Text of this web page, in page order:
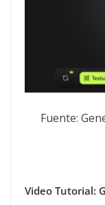
Fuente:
Video Tutorial: